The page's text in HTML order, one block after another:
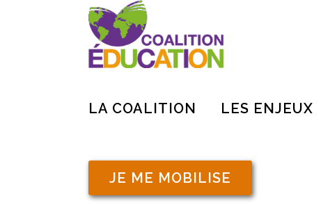
LA COALITION LES ENJEUX
JE ME MOBILISE